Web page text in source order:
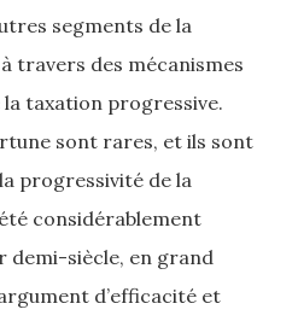
segments de la
travers des mécanismes
taxation progressive.
sont rares, et ils sont
progressivité de la
considérablement
demi-siècle, en grand
d’efficacité et